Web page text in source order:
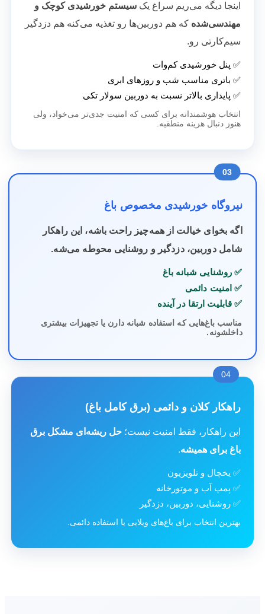
اینجا دیگه می‌ریم سراغ یک سیستم خورشیدی کوچک و
مهندسی‌شده که هم دوربین‌ها رو تغذیه می‌کنه هم دزدگیر
سیم‌کارتی رو.
✅ پنل خورشیدی کم‌وات
✅ باتری مناسب شب و روزهای ابری
✅ پایداری بالاتر نسبت به دوربین سولار تکی
انتخاب هوشمندانه برای کسی که امنیت جدی‌تر می‌خواد، ولی
هنوز دنبال هزینه منطقیه.
03
نیروگاه خورشیدی مخصوص باغ
اگه بخوای خیالت از همه‌چیز راحت باشه، این راهکار
شاملدوربین، دزدگیر و روشنایی محوطه می‌شه.
✅ روشنایی شبانه باغ
✅ امنیت دائمی
✅ قابلیت ارتقا در آینده
مناسب باغ‌هایی که استفاده شبانه دارن یا تجهیزات بیشتری
داخلشونه.
04
راهکار کلان و دائمی (برق کامل باغ)
این راهکار، فقط امنیت نیست؛ حل ریشه‌ای مشکل برق
باغ برای همیشه.
✅ یخچال و تلویزیون
✅ پمپ آب و موتورخانه
✅ روشنایی، دوربین، دزدگیر
بهترین انتخاب برای باغ‌های ویلایی یا استفاده دائمی.